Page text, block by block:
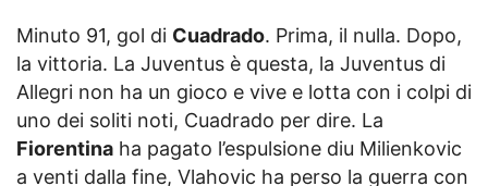
Minuto 91, gol di Cuadrado. Prima, il nulla. Dopo,
la vittoria. La Juventus è questa, la Juventus di
Allegri non ha un gioco e vive e lotta con i colpi di
uno dei soliti noti, Cuadrado per dire. La
Fiorentina ha pagato l’espulsione diu Milienkovic
a venti dalla fine, Vlahovic ha perso la guerra con